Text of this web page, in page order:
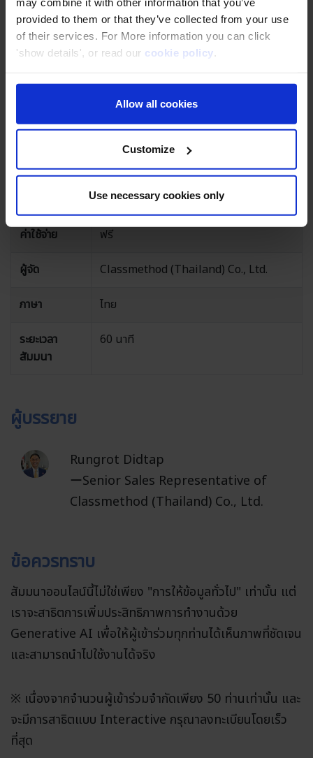
provided to them or that they’ve collected from your use
of their services. For More information you can click
'show details', or read our cookie policy.
Allow all cookies
Customize
Use necessary cookies only
องค์กรสู่ยุคดิจิทัล
วันและเวลา
16 ธันวาคม พ.ศ. 2568 (วันอังคาร) เวลา
14.00 น. - 15.00 น.
สถานที่
Online Web Conference (Webinar in
Zoom)
ค่าใช้จ่าย ฟรี
ผู้จัด Classmethod (Thailand) Co., Ltd.
ภาษา ไทย
ระยะเวลา
สัมมนา
60 นาที
ผู้บรรยาย
Rungrot Didtap
ーSenior Sales Representative of
Classmethod (Thailand) Co., Ltd.
ข้อควรทราบ
สัมมนาออนไลน์นี้ไม่ใช่เพียง "การให้ข้อมูลทั่วไป" เท่านั้น แต่
เราจะสาธิตการเพิ่มประสิทธิภาพการทำงานด้วย
Generative AI เพื่อให้ผู้เข้าร่วมทุกท่านได้เห็นภาพที่ชัดเจน
และสามารถนำไปใช้งานได้จริง
※ เนื่องจากจำนวนผู้เข้าร่วมจำกัดเพียง 50 ท่านเท่านั้น และ
จะมีการสาธิตแบบ Interactive กรุณาลงทะเบียนโดยเร็ว
ที่สุด